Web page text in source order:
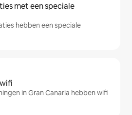
met een speciale
hebben een speciale
in Gran Canaria hebben wifi